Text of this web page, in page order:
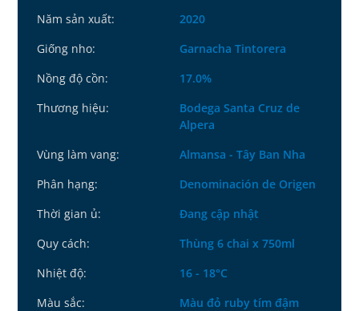
Năm sản xuất:
2020
Giống nho:
Garnacha Tintorera
Nồng độ cồn:
17.0%
Thương hiệu:
Bodega Santa Cruz de
Alpera
Vùng làm vang:
Almansa - Tây Ban Nha
Phân hạng:
Denominación de Origen
Thời gian ủ:
Đang cập nhật
Quy cách:
Thùng 6 chai x 750ml
Nhiệt độ:
16 - 18°C
Màu sắc:
Màu đỏ ruby tím đậm